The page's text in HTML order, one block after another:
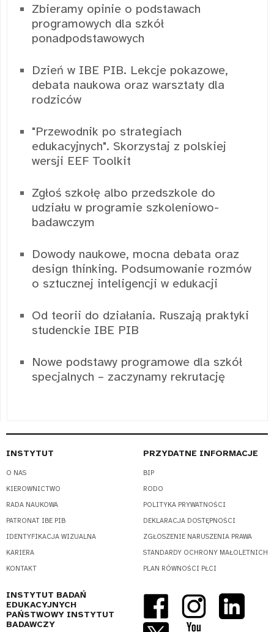
Zbieramy opinie o podstawach
programowych dla szkół
ponadpodstawowych
Dzień w IBE PIB. Lekcje pokazowe,
debata naukowa oraz warsztaty dla
rodziców
"Przewodnik po strategiach
edukacyjnych". Skorzystaj z polskiej
wersji EEF Toolkit
Zgłoś szkołę albo przedszkole do
udziału w programie szkoleniowo-
badawczym
Dowody naukowe, mocna debata oraz
design thinking. Podsumowanie rozmów
o sztucznej inteligencji w edukacji
Od teorii do działania. Ruszają praktyki
studenckie IBE PIB
Nowe podstawy programowe dla szkół
specjalnych – zaczynamy rekrutację
INSTYTUT
O NAS
KIEROWNICTWO
RADA NAUKOWA
PATRONAT IBE PIB
IDENTYFIKACJA WIZUALNA
KARIERA
KONTAKT
PRZYDATNE INFORMACJE
BIP
RODO
POLITYKA PRYWATNOŚCI
DEKLARACJA DOSTĘPNOŚCI
ZGŁOSZENIE NARUSZENIA PRAWA
STANDARDY OCHRONY MAŁOLETNICH
PLAN RÓWNOŚCI PŁCI
INSTYTUT BADAŃ
EDUKACYJNYCH
PAŃSTWOWY INSTYTUT
BADAWCZY